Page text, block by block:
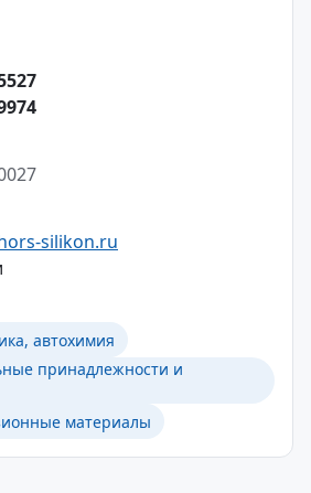
silikon.ru
автохимия
принадлежности и
материалы